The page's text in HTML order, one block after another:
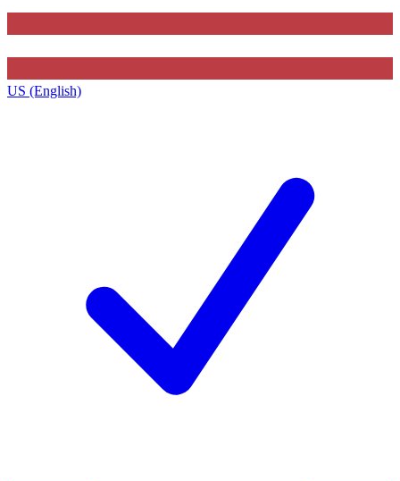
US (English)